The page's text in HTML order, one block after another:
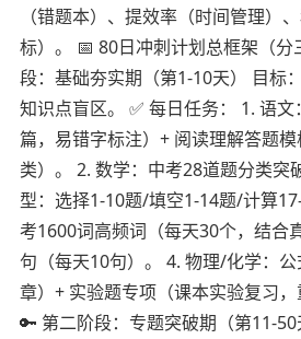
（错题本）、提效率（时间管理）
标）。 📅 80日冲刺计划总框架（分
段：基础夯实期（第1-10天） 目标
知识点盲区。 ✅ 每日任务： 1. 语
篇，易错字标注）+ 阅读理解答题
类）。 2. 数学：中考28道题分类突
型：选择1-10题/填空1-14题/计算
考1600词高频词（每天30个，结合
句（每天10句）。 4. 物理/化学：
章）+ 实验题专项（课本实验复习，
🔑 第二阶段：专题突破期（第11-